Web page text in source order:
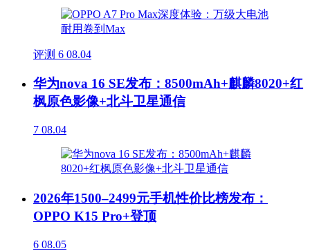
评测 6 08.04
华为nova 16 SE发布：8500mAh+麒麟8020+红
枫原色影像+北斗卫星通信
7 08.04
2026年1500–2499元手机性价比榜发布：
OPPO K15 Pro+登顶
6 08.05